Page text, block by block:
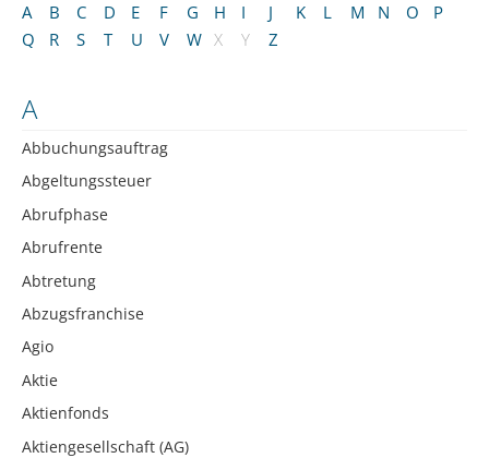
A B C D E F G H I J K L M N O
P
Q
R S T U V W X Y Z
A
Abbuchungsauftrag
Abgeltungssteuer
Abrufphase
Abrufrente
Abtretung
Abzugsfranchise
Agio
Aktie
Aktienfonds
Aktiengesellschaft (AG)